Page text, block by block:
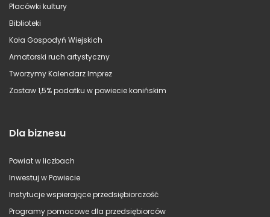
Placówki kultury
Biblioteki
Koła Gospodyń Wiejskich
Amatorski ruch artystyczny
Tworzymy Kalendarz Imprez
Zostaw 1,5% podatku w powiecie konińskim
Dla biznesu
Powiat w liczbach
Inwestuj w Powiecie
Instytucje wspierające przedsiębiorczość
Programy pomocowe dla przedsiębiorców